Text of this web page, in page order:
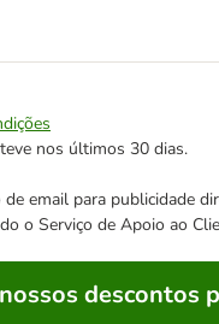
nos últimos 30 dias.
email para publicidade
o Serviço de Apoio ao
descontos